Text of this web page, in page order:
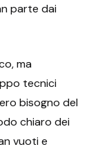
parte dai
ma
tecnici
bisogno del
chiaro dei
vuoti e